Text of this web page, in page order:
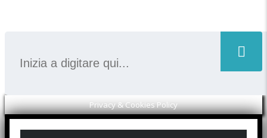
Privacy & Cookies Policy